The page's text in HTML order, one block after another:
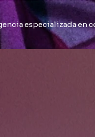
especializada en